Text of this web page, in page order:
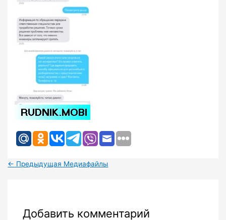
← Предыдущая Медиафайлы
Добавить комментарий